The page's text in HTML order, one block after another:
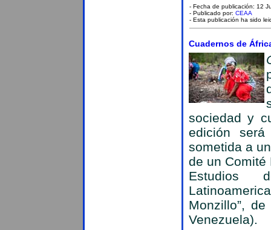
- Fecha de publicación: 12
- Publicado por: CEAA
- Esta publicación ha sido
Cuadernos de
sociedad y
edición será
sometida a
de un Comité
Estudios
Monzillo”,
Venezuela).